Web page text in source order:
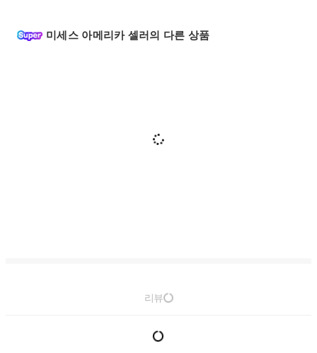
미세스 아메리카 셀러의 다른 상품
리뷰